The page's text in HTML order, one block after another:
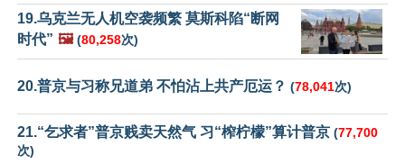
19.乌克兰无人机空袭频繁 莫斯科陷“断网
时代” 🖼️ (80,258次)
20.普京与习称兄道弟 不怕沾上共产厄运？ (78,041次)
21.“乞求者”普京贱卖天然气 习“榨柠檬”算计普京 (77,700
次)